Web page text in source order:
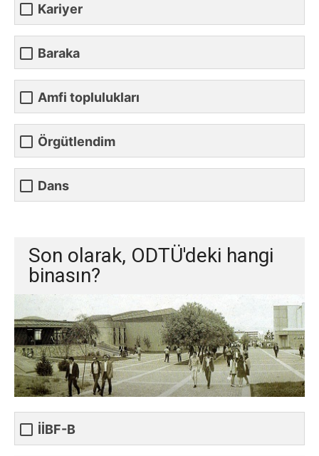
Kariyer
Baraka
Amfi toplulukları
Örgütlendim
Dans
Son olarak, ODTÜ'deki hangi
binasın?
İİBF-B